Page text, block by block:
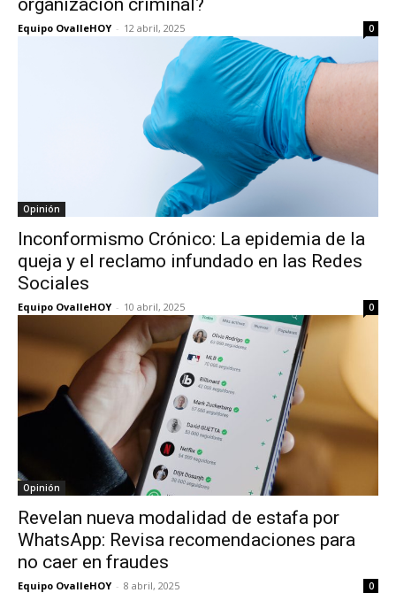
organización criminal?
Equipo OvalleHOY - 12 abril, 2025 0
Opinión
Inconformismo Crónico: La epidemia de la
queja y el reclamo infundado en las Redes
Sociales
Equipo OvalleHOY - 10 abril, 2025 0
Opinión
Revelan nueva modalidad de estafa por
WhatsApp: Revisa recomendaciones para
no caer en fraudes
Equipo OvalleHOY - 8 abril, 2025 0